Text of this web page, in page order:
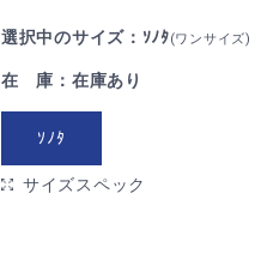
選択中のサイズ：ｿﾉﾀ(ワンサイズ)
在 庫：在庫あり
ｿﾉﾀ
サイズスペック